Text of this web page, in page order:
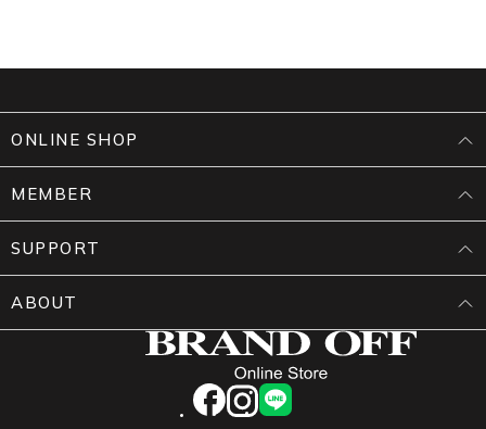
facebookinstagram
LINE
ONLINE SHOP
MEMBER
SUPPORT
ABOUT